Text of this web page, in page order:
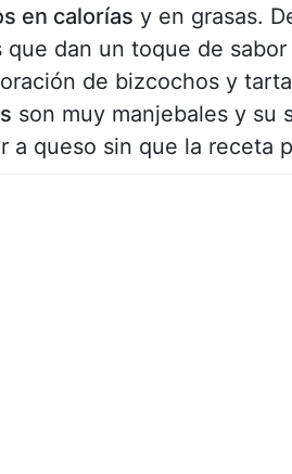
en calorías y en grasas.
que dan un toque de
de bizcochos y
son muy manjebales y su
a queso sin que la receta